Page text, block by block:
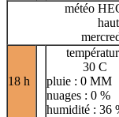
météo
18 h
30 C
pluie : 0 MM
nuages : 0 %
humidité : 36